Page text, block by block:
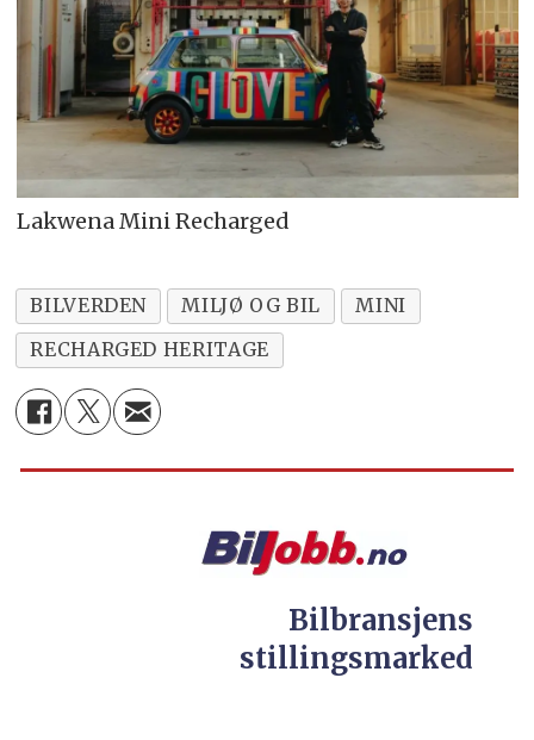
Lakwena Mini Recharged
BILVERDEN MILJØ OG BIL
MINI
RECHARGED HERITAGE
Bilbransjens
stillingsmarked